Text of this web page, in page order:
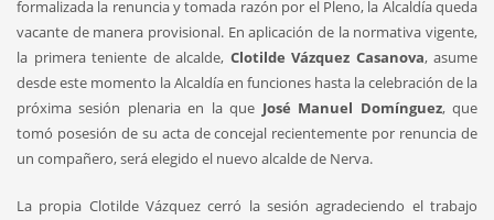
formalizada la renuncia y tomada razón por el Pleno, la Alcaldía queda
vacante de manera provisional. En aplicación de la normativa vigente,
la primera teniente de alcalde, Clotilde Vázquez Casanova, asume
desde este momento la Alcaldía en funciones hasta la celebración de la
próxima sesión plenaria en la que José Manuel Domínguez, que
tomó posesión de su acta de concejal recientemente por renuncia de
un compañero, será elegido el nuevo alcalde de Nerva.
La propia Clotilde Vázquez cerró la sesión agradeciendo el trabajo